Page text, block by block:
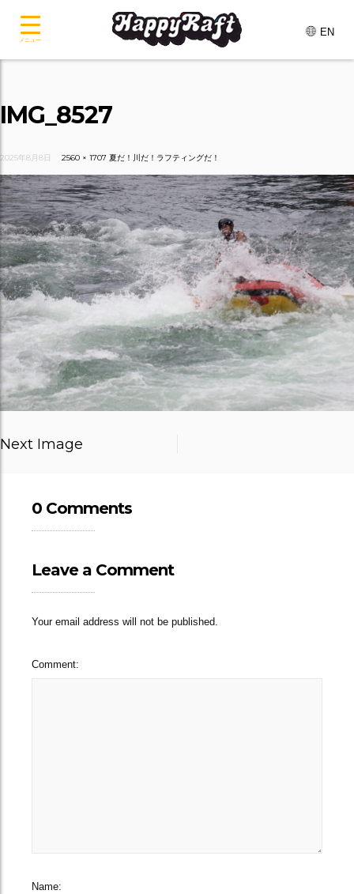
EN
IMG_8527
2025年8月8日 2560 × 1707 夏だ！川だ！ラフティングだ！
Next Image
0 Comments
Leave a Comment
Your email address will not be published.
Comment:
Name:
メニュー